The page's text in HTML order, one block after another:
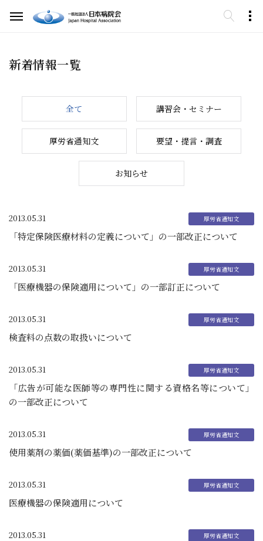
新着情報一覧
全て 講習会・セミナー
厚労省通知文 要望・提言・調査
お知らせ
2013.05.31
「特定保険医療材料の定義について」の一部改正について
2013.05.31
「医療機器の保険適用について」の一部訂正について
2013.05.31
検査料の点数の取扱いについて
2013.05.31
「広告が可能な医師等の専門性に関する資格名等について」
の一部改正について
2013.05.31
使用薬剤の薬価(薬価基準)の一部改正について
2013.05.31
医療機器の保険適用について
2013.05.31